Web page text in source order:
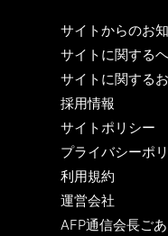
サイトからのお
サイトに関する
サイトに関する
採用情報
サイトポリシー
プライバシーポ
利用規約
運営会社
AFP通信会長ご